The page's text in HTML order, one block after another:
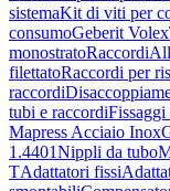
sistemaKit di viti per
consumoGeberit Volex
monostratoRaccordi
filettatoRaccordi per
raccordi
tubi e raccordiFissaggi
Mapress Acciaio Inox
1.4401Nippli da tubo
TAdattatori fissi